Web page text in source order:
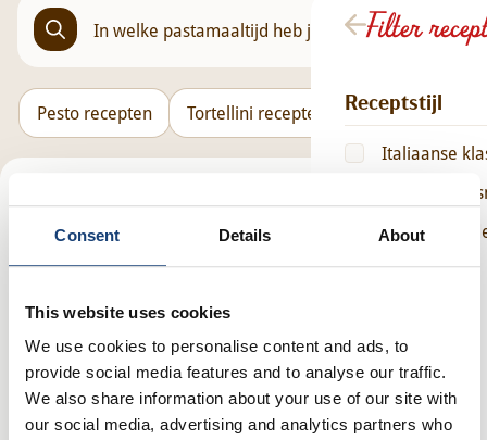
Consent Details About
This website uses cookies
We use cookies to personalise content and ads, to
provide social media features and to analyse our traffic.
We also share information about your use of our site with
our social media, advertising and analytics partners who
Filter
Receptstijl
Italiaanse
Makkelijk &
Voedzaam
Toon meer
Dieetvoorkeur
Pesto recepten Tortellini recepten Orzo recepten